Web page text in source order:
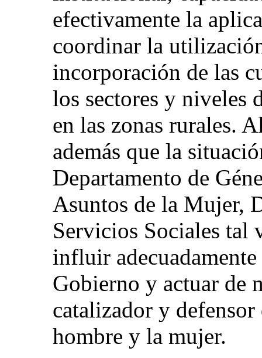
efectivamente la
coordinar la
incorporación de las
los sectores y niveles
en las zonas rurales.
además que la
Departamento de
Asuntos de la Mujer,
Servicios Sociales tal
influir
Gobierno y actuar de
catalizador y
hombre y la mujer.